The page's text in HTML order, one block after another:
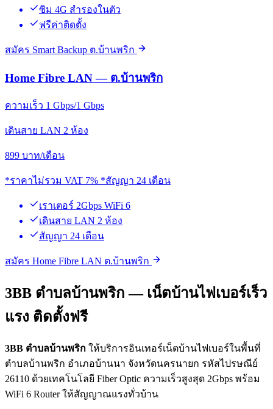
ซิม 4G สำรองในตัว
ฟรีค่าติดตั้ง
สมัคร Smart Backup ต.บ้านพริก
Home Fibre LAN — ต.บ้านพริก
ความเร็ว 1 Gbps/1 Gbps
เดินสาย LAN 2 ห้อง
899 บาท/เดือน
*ราคาไม่รวม VAT 7% *สัญญา 24 เดือน
เราเตอร์ 2Gbps WiFi 6
เดินสาย LAN 2 ห้อง
สัญญา 24 เดือน
สมัคร Home Fibre LAN ต.บ้านพริก
3BB ตำบลบ้านพริก — เน็ตบ้านไฟเบอร์เร็ว
แรง ติดตั้งฟรี
3BB ตำบลบ้านพริก ให้บริการอินเทอร์เน็ตบ้านไฟเบอร์ในพื้นที่
ตำบลบ้านพริก อำเภอบ้านนา จังหวัดนครนายก รหัสไปรษณีย์
26110 ด้วยเทคโนโลยี Fiber Optic ความเร็วสูงสุด 2Gbps พร้อม
WiFi 6 Router ให้สัญญาณแรงทั่วบ้าน